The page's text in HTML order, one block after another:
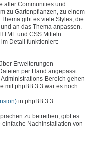
aller Communities und
zu Gartenpflanzen, zu einem
gibt es viele Styles, die
an das Thema anpassen.
und CSS Mitteln
Detail funktioniert:
Erweiterungen
per Hand angepasst
Bereich gehen
mit phpBB 3.3 war es noch
in phpBB 3.3.
zu betreiben, gibt es
einfache Nachinstallation von